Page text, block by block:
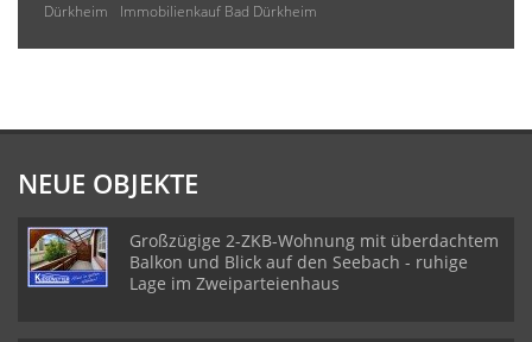
Dürkheim
Immobilienkauf Bad Dürkheim
NEUE OBJEKTE
Großzügige 2-ZKB-Wohnung mit überdachtem
Balkon und Blick auf den Seebach - ruhige
Lage im Zweiparteienhaus